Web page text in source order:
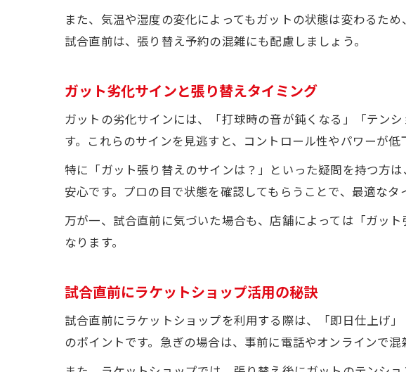
ラケ
ガッ
また、気温や湿度の変化によってもガットの状態は変わるた
試合直前は、張り替え予約の混雑にも配慮しましょう。
ガット劣化サインと張り替えタイミング
ガットの劣化サインには、「打球時の音が鈍くなる」「テン
す。これらのサインを見逃すと、コントロール性やパワーが低
特に「ガット張り替えのサインは？」といった疑問を持つ方
安心です。プロの目で状態を確認してもらうことで、最適なタ
万が一、試合直前に気づいた場合も、店舗によっては「ガッ
なります。
試合直前にラケットショップ活用の秘訣
試合直前にラケットショップを利用する際は、「即日仕上げ
のポイントです。急ぎの場合は、事前に電話やオンラインで